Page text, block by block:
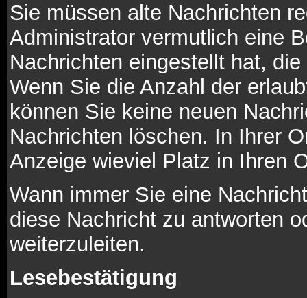
Sie müssen alte Nachrichten
Administrator vermutlich eine
Nachrichten eingestellt hat,
Wenn Sie die Anzahl der
können Sie keine neuen
Nachrichten löschen. In Ihrer
Anzeige wieviel Platz in Ihren
Wann immer Sie eine
diese Nachricht zu antworten
weiterzuleiten.
Lesebestätigung